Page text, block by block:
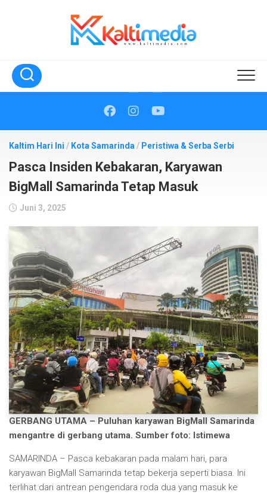
Kaltim Hari Ini / Kota Samarinda / Peristiwa & Serba Serbi
Pasca Insiden Kebakaran, Karyawan
BigMall Samarinda Tetap Masuk
Juni 3, 2025
GERBANG UTAMA – Puluhan karyawan BigMall Samarinda
mengantre di gerbang utama. Sumber foto: Istimewa
SAMARINDA – Pasca kebakaran pada malam hari, para
karyawan BigMall Samarinda tetap bekerja seperti biasa. Ini
terlihat dari antrean pengendara roda dua yang masuk ke